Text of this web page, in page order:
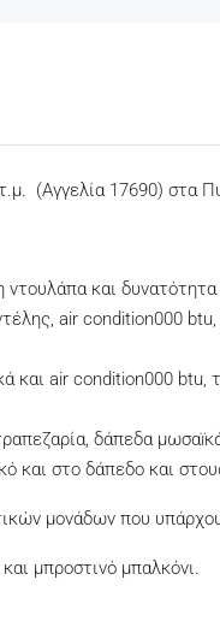
(Αγγελία 17690) στα
και
air condition000
και air condition000 btu,
δάπεδα
και στο δάπεδο και
μονάδων που
μπροστινό μπαλκόνι.